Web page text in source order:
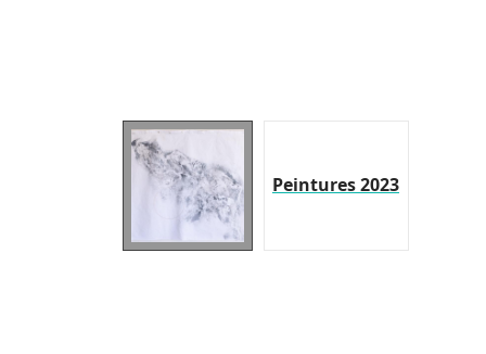
Peintures 2023